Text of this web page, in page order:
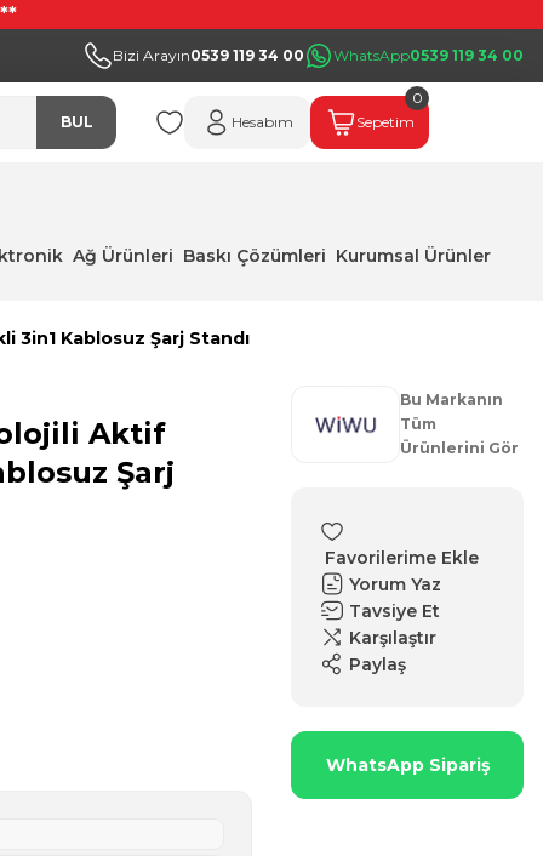
Bizi Arayın0539 119 34 00 WhatsApp0539 119 34 00
BUL Hesabım Sepetim
0
Ağ Ürünleri Baskı Çözümleri Kurumsal Ürünler
3in1 Kablosuz Şarj Standı
Aktif
Şarj
Bu Markanın
Tüm
Ürünlerini Gör
Yorum Yaz
Tavsiye Et
Karşılaştır
Paylaş
WhatsApp Sipariş